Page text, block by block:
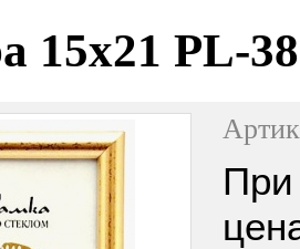
15х21 PL-
При